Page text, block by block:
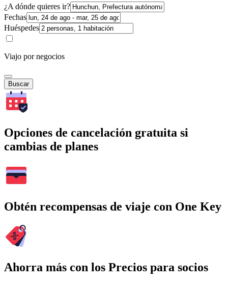
¿A dónde quieres ir?
Fechas
Huéspedes
Viajo por negocios
Buscar
Opciones de cancelación gratuita si
cambias de planes
Obtén recompensas de viaje con One Key
Ahorra más con los Precios para socios